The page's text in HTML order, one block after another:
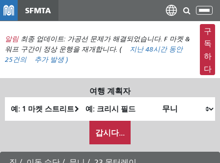
텐
츠
건
너
기
SFMTA
탐
색
메
뉴
전
환
알림 최종 업데이트: 가공선 문제가 해결되었습니다. F 마켓 &
워프 구간이 정상 운행을 재개합니다. (
지난 48시간 동안
25건의
추가 발생 )
구
독
하
다
여행 계획자
가
여
갑시다...